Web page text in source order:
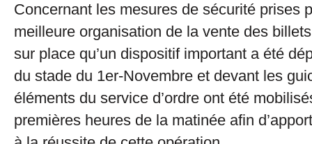
Concernant les mesures de sécurité prises
meilleure organisation de la vente des
sur place qu’un dispositif important a été
du stade du 1er-Novembre et devant les
éléments du service d’ordre ont été
premières heures de la matinée afin